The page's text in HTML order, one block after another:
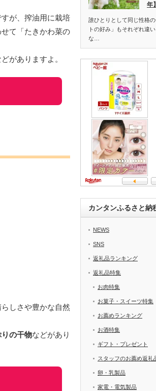
が、搾油用に栽培
て「たきかわ菜の
どがありますよ。
しさや豊かな自然
の干物などがあり
年
誰ひとりとして同じ性格
トの好み」もそれぞれ違
な…
カンタンふるさと納
NEWS
SNS
返礼品ランキング
返礼品特集
お肉特集
お菓子・スイーツ特集
お薦めランキング
お酒特集
ギフト・プレゼント
スタッフのお薦め返礼
卵・乳製品
家電・電気製品